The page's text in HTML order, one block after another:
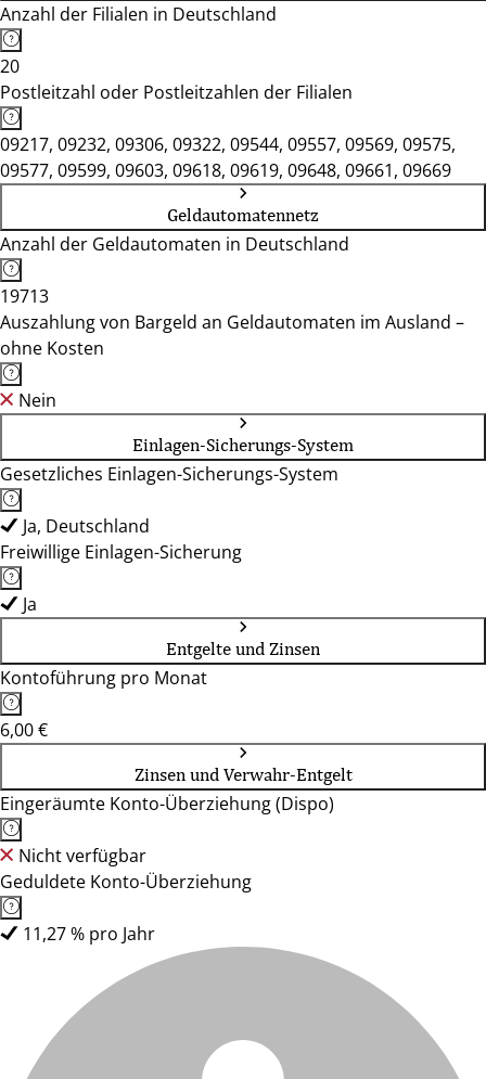
Anzahl der Filialen in Deutschland
20
Postleitzahl oder Postleitzahlen der Filialen
09217, 09232, 09306, 09322, 09544, 09557, 09569, 09575,
09577, 09599, 09603, 09618, 09619, 09648, 09661, 09669
Geldautomatennetz
Anzahl der Geldautomaten in Deutschland
19713
Auszahlung von Bargeld an Geldautomaten im Ausland –
ohne Kosten
Nein
Einlagen-Sicherungs-System
Gesetzliches Einlagen-Sicherungs-System
Ja, Deutschland
Freiwillige Einlagen-Sicherung
Ja
Entgelte und Zinsen
Kontoführung pro Monat
6,00 €
Zinsen und Verwahr-Entgelt
Eingeräumte Konto-Überziehung (Dispo)
Nicht verfügbar
Geduldete Konto-Überziehung
11,27 % pro Jahr